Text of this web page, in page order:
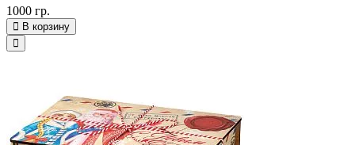
1000 гр.
В корзину